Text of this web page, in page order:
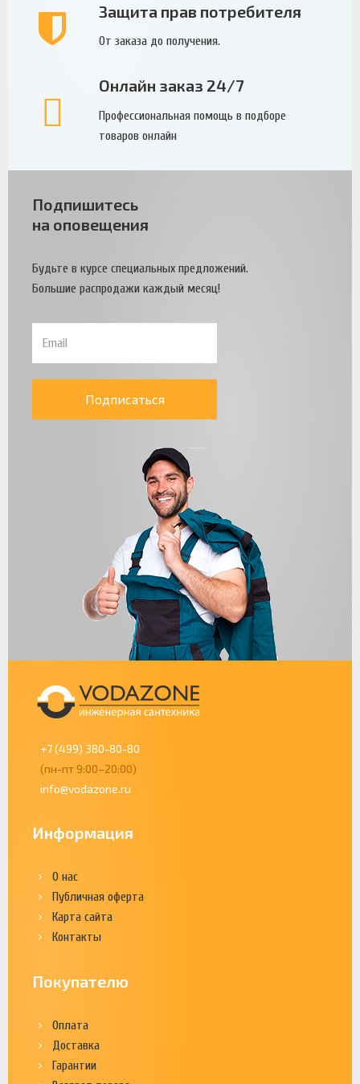
Защита прав потребителя
От заказа до получения.
Онлайн заказ 24/7
Профессиональная помощь в подборе
товаров онлайн
Подпишитесь
на оповещения
Будьте в курсе специальных предложений.
Большие распродажи каждый месяц!
Подписаться
+7 (499) 380-80-80
(пн-пт 9:00–20:00)
info@vodazone.ru
Информация
О нас
Публичная оферта
Карта сайта
Контакты
Покупателю
Оплата
Доставка
Гарантии